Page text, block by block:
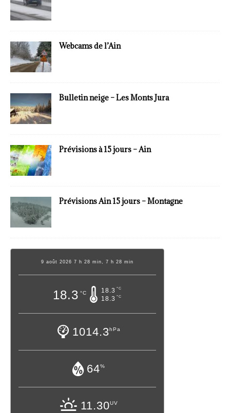
Webcams de l’Ain
Bulletin neige – Les Monts Jura
Prévisions à 15 jours – Ain
Prévisions Ain 15 jours – Montagne
9 août 2026 7 h 28 min, 7 h 28 min
18.3 °C 18.3 °C
18.3 °C
1014.3hPa
64%
11.30UV